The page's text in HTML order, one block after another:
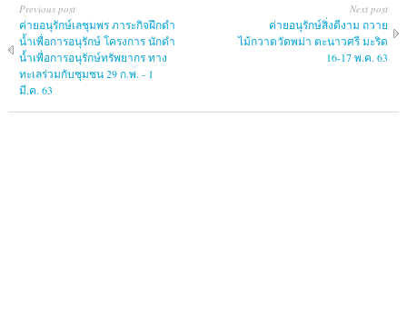
Previous post
ค่ายอนุรักษ์เลชุมพร ภาระกิจฝึกดำ
น้ำเพื่อการอนุรักษ์ โครงการ นักดำ
น้ำเพื่อการอนุรักษ์ทรัพยากร ทาง
ทะเลร่วมกับชุมชน 29 ก.พ. - 1
มี.ค. 63
Next post
ค่ายอนุรักษ์สิ่งดีงาม ถวาย
ไม้กวาดวัดพม่า ตะนาวศรี มะริด
16-17 พ.ค. 63